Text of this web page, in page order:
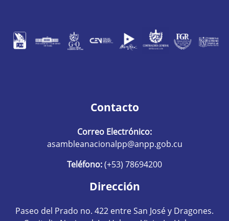
Contacto
Correo Electrónico:
asambleanacionalpp@anpp.gob.cu
Teléfono:(+53) 78694200
Dirección
Paseo del Prado no. 422 entre San José y Dragones.